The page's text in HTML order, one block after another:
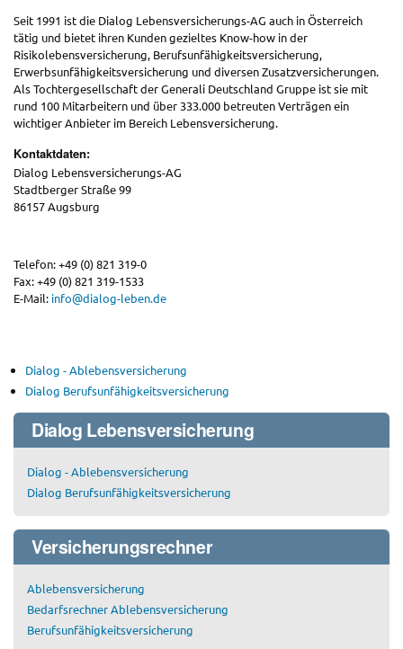
Seit 1991 ist die Dialog Lebensversicherungs-AG auch in Österreich
tätig und bietet ihren Kunden gezieltes Know-how in der
Risikolebensversicherung, Berufsunfähigkeitsversicherung,
Erwerbsunfähigkeitsversicherung und diversen Zusatzversicherungen.
Als Tochtergesellschaft der Generali Deutschland Gruppe ist sie mit
rund 100 Mitarbeitern und über 333.000 betreuten Verträgen ein
wichtiger Anbieter im Bereich Lebensversicherung.
Kontaktdaten:
Dialog Lebensversicherungs-AG
Stadtberger Straße 99
86157 Augsburg
Telefon: +49 (0) 821 319-0
Fax: +49 (0) 821 319-1533
E-Mail: info@dialog-leben.de
Dialog - Ablebensversicherung
Dialog Berufsunfähigkeitsversicherung
Dialog Lebensversicherung
Dialog - Ablebensversicherung
Dialog Berufsunfähigkeitsversicherung
Versicherungsrechner
Ablebensversicherung
Bedarfsrechner Ablebensversicherung
Berufsunfähigkeitsversicherung